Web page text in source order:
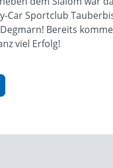
Car Sportclub
Bereits
viel Erfolg!